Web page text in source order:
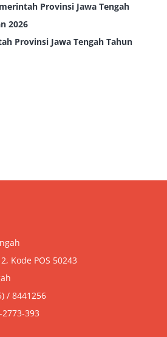
Provinsi Jawa Tengah
2026
Provinsi Jawa Tengah Tahun
Kode POS 50243
/ 8441256
393